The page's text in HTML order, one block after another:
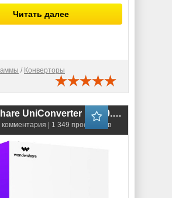
Читать далее
/ Конверторы
Wondershare UniConverter 16.3.0.159 RePack
комментария | 1 349 просмотров